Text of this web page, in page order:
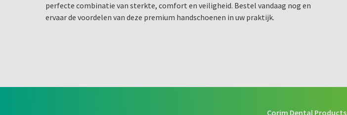
perfecte combinatie van sterkte, comfort en veiligheid. Bestel vandaag nog en
ervaar de voordelen van deze premium handschoenen in uw praktijk.
Corim Dental Products